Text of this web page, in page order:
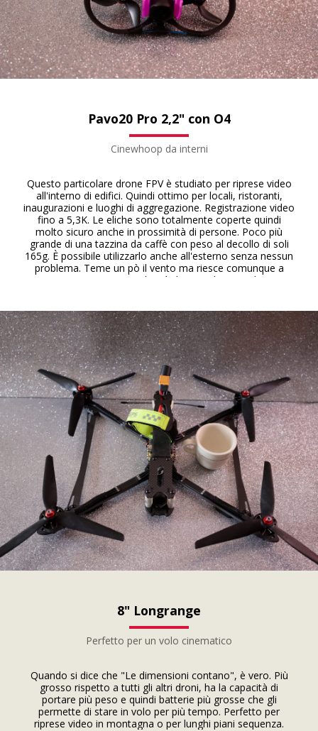
Pavo20 Pro 2,2" con O4
Cinewhoop da interni
Questo particolare drone FPV è studiato per riprese video
all'interno di edifici. Quindi ottimo per locali, ristoranti,
inaugurazioni e luoghi di aggregazione. Registrazione video
fino a 5,3K. Le eliche sono totalmente coperte quindi
molto sicuro anche in prossimità di persone. Poco più
grande di una tazzina da caffè con peso al decollo di soli
165g. È possibile utilizzarlo anche all'esterno senza nessun
problema. Teme un pò il vento ma riesce comunque a
raggiungere una velocità di picco di 80 Km/h.
8" Longrange
Perfetto per un volo cinematico
Quando si dice che "Le dimensioni contano", è vero. Più
grosso rispetto a tutti gli altri droni, ha la capacità di
portare più peso e quindi batterie più grosse che gli
permette di stare in volo per più tempo. Perfetto per
riprese video in montagna o per lunghi piani sequenza.